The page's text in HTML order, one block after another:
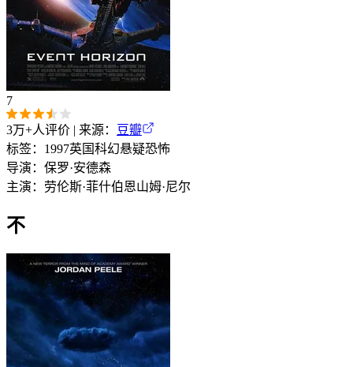
7
3万+人评价 | 来源：
豆瓣
标签： 1997英国科幻悬疑恐怖
导演： 保罗·安德森
主演： 劳伦斯·菲什伯恩山姆·尼尔
不